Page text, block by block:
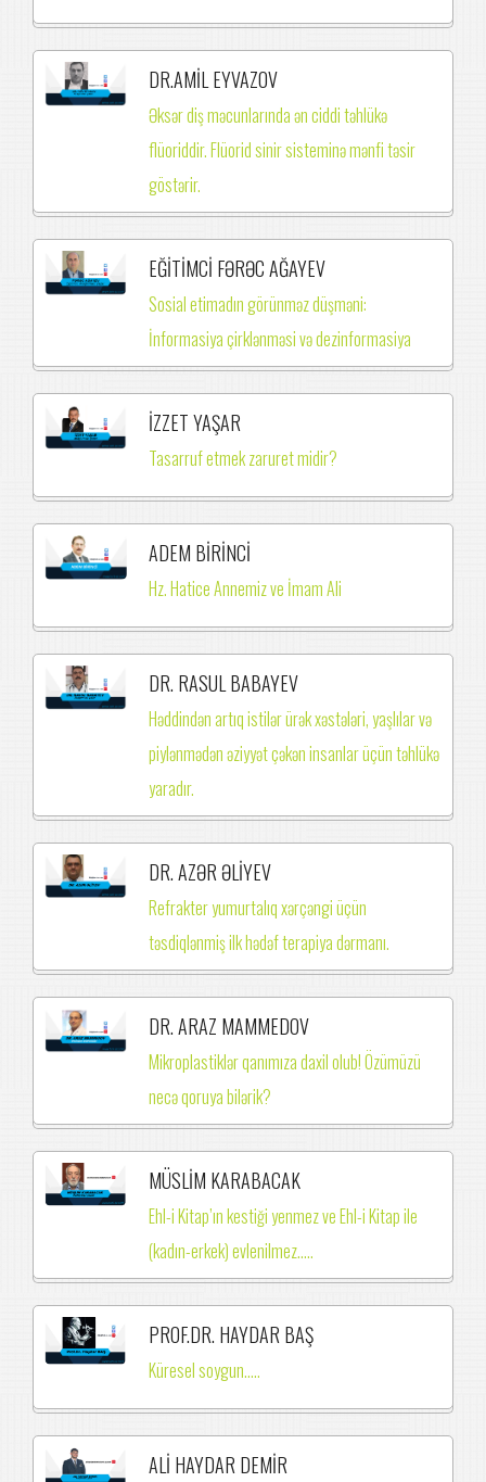
DR.AMİL EYVAZOV
Əksər diş məcunlarında ən ciddi təhlükə
flüoriddir. Flüorid sinir sisteminə mənfi təsir
göstərir.
EĞİTİMCİ FƏRƏC AĞAYEV
Sosial etimadın görünməz düşməni:
İnformasiya çirklənməsi və dezinformasiya
İZZET YAŞAR
Tasarruf etmek zaruret midir?
ADEM BİRİNCİ
Hz. Hatice Annemiz ve İmam Ali
DR. RASUL BABAYEV
Həddindən artıq istilər ürək xəstələri, yaşlılar və
piylənmədən əziyyət çəkən insanlar üçün təhlükə
yaradır.
DR. AZƏR ƏLİYEV
Refrakter yumurtalıq xərçəngi üçün
təsdiqlənmiş ilk hədəf terapiya dərmanı.
DR. ARAZ MAMMEDOV
Mikroplastiklər qanımıza daxil olub! Özümüzü
necə qoruya bilərik?
MÜSLİM KARABACAK
Ehl-i Kitap’ın kestiği yenmez ve Ehl-i Kitap ile
(kadın-erkek) evlenilmez.….
PROF.DR. HAYDAR BAŞ
Küresel soygun.....
ALİ HAYDAR DEMİR